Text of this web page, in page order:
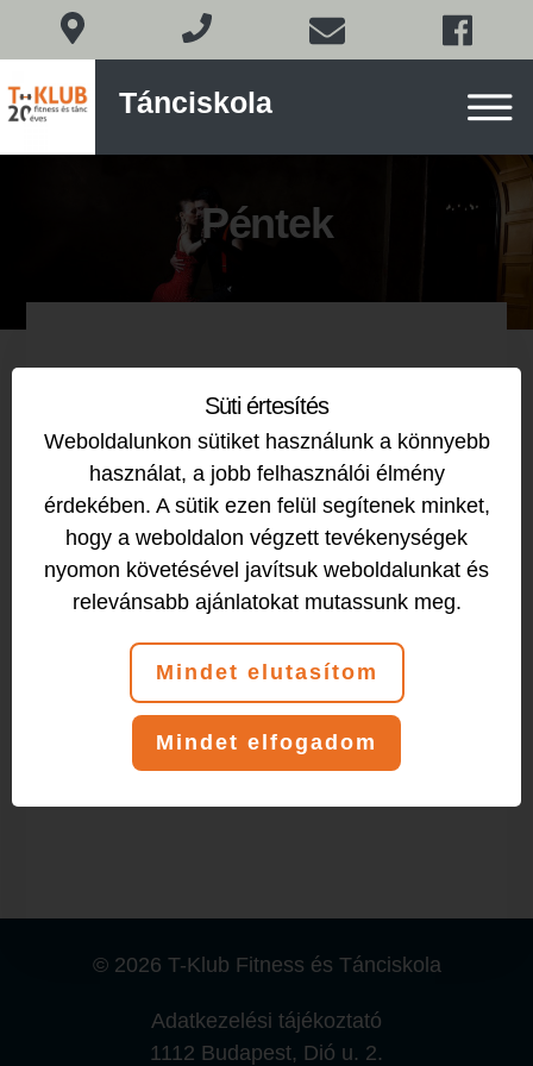
Budapesten
XI.
Tánciskola
Péntek
Társastánc
19:00-20:25
extra haladó
20:30-22:00
© 2026 T-Klub Fitness és Tánciskola
Adatkezelési tájékoztató
1112 Budapest, Dió u. 2.
Süti értesítés
Weboldalunkon sütiket használunk a könnyebb
használat, a jobb felhasználói élmény
érdekében. A sütik ezen felül segítenek minket,
hogy a weboldalon végzett tevékenységek
nyomon követésével javítsuk weboldalunkat és
relevánsabb ajánlatokat mutassunk meg.
Mindet elutasítom
Mindet elfogadom